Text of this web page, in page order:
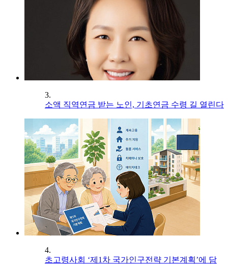
3.
소액 직역연금 받는 노인, 기초연금 수령 길 열린다
4.
초고령사회 ‘제1차 국가인구전략 기본계획’에 담